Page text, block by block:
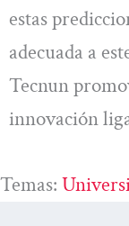
estas
adecuada a
Tecnun
innovación
Temas: